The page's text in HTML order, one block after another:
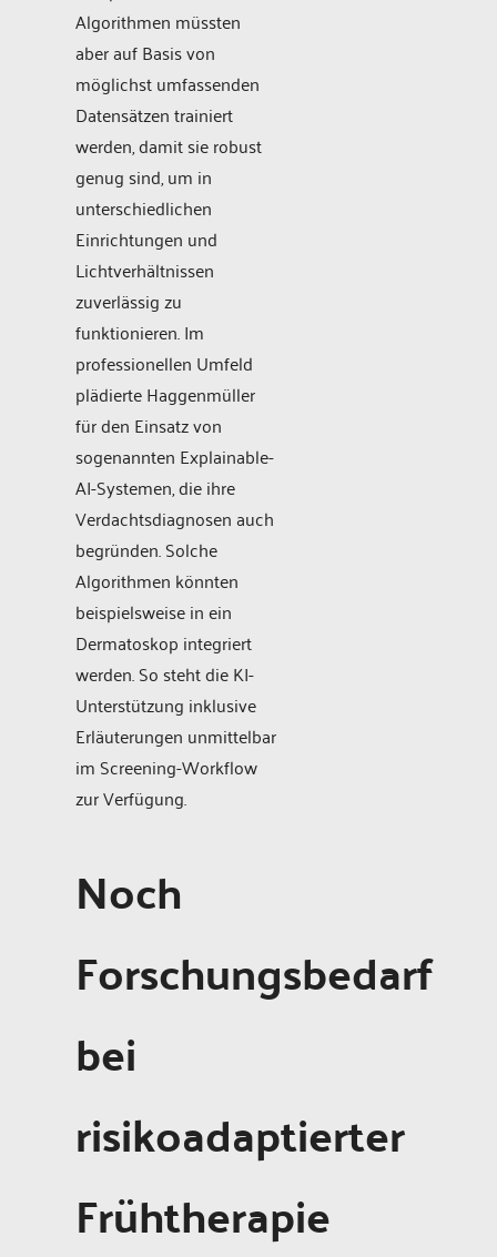
Algorithmen müssten
aber auf Basis von
möglichst umfassenden
Datensätzen trainiert
werden, damit sie robust
genug sind, um in
unterschiedlichen
Einrichtungen und
Lichtverhältnissen
zuverlässig zu
funktionieren. Im
professionellen Umfeld
plädierte Haggenmüller
für den Einsatz von
sogenannten Explainable-
AI-Systemen, die ihre
Verdachtsdiagnosen auch
begründen. Solche
Algorithmen könnten
beispielsweise in ein
Dermatoskop integriert
werden. So steht die KI-
Unterstützung inklusive
Erläuterungen unmittelbar
im Screening-Workflow
zur Verfügung.
Noch
Forschungsbedarf
bei
risikoadaptierter
Frühtherapie